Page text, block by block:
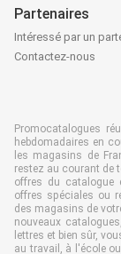
Partenaires
Intéressé par un
Contactez-nous
Promocatalogues
hebdomadaires en
les magasins de
restez au courant de
offres du catalogue
offres spéciales ou
des magasins de
nouveaux
lettres et bien sûr,
au travail, à l'école